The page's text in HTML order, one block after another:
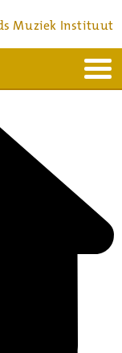
Muziek Instituut